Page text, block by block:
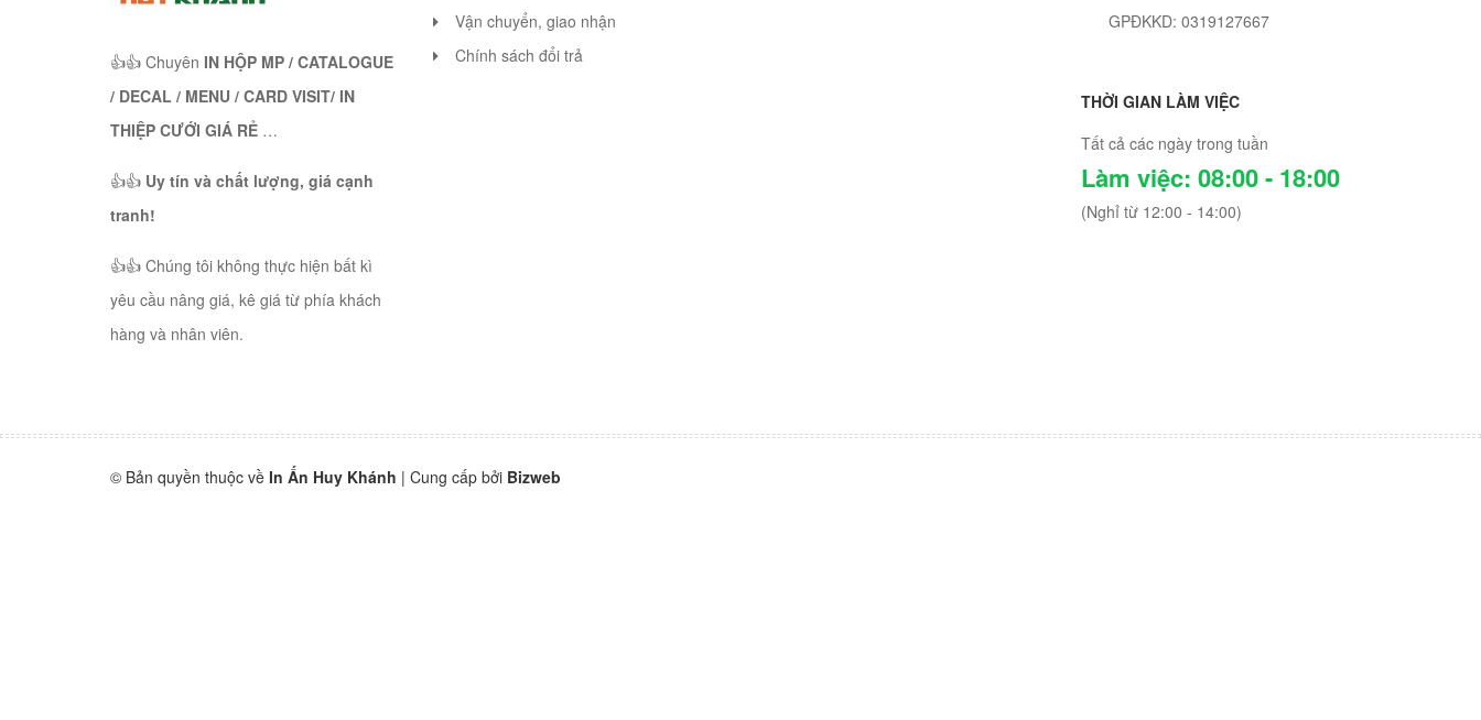
👍👍 Chuyên IN HỘP MP / CATALOGUE
/ DECAL / MENU / CARD VISIT/ IN
THIỆP CƯỚI GIÁ RẺ …
👍👍 Uy tín và chất lượng, giá cạnh
tranh!
👍👍 Chúng tôi không thực hiện bất kì
yêu cầu nâng giá, kê giá từ phía khách
hàng và nhân viên.
Vận chuyển, giao nhận
Chính sách đổi trả
GPĐKKD: 0319127667
THỜI GIAN LÀM VIỆC
Tất cả các ngày trong tuần
Làm việc: 08:00 - 18:00
(Nghỉ từ 12:00 - 14:00)
© Bản quyền thuộc về In Ấn Huy Khánh | Cung cấp bởi Bizweb